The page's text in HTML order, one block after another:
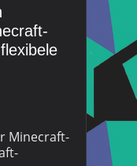
Minecraft-